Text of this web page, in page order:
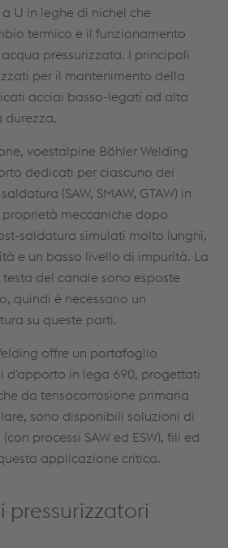
U in leghe di nichel che
termico e il funzionamento
pressurizzata. I principali
per il mantenimento della
acciai basso-legati ad alta
durezza.
voestalpine Böhler Welding
dedicati per ciascuno dei
(SAW, SMAW, GTAW) in
meccaniche dopo
saldatura simulati molto lunghi,
e un basso livello di impurità. La
del canale sono esposte
quindi è necessario un
su queste parti.
offre un portafoglio
d'apporto in lega 690, progettati
da tensocorrosione primaria
sono disponibili soluzioni di
processi SAW ed ESW), fili ed
applicazione critica.
pressurizzatori